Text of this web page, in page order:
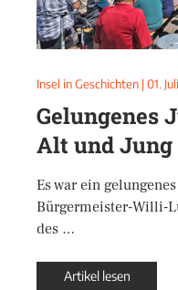
Insel in Geschichten | 01.
Gelungenes
Alt und Jung
Es war ein
Bürgermeister-Willi-
des …
Artikel lesen